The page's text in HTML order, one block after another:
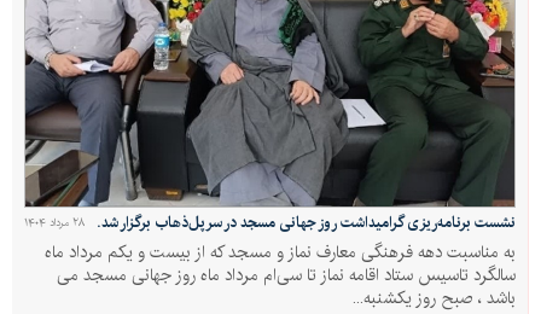
۲۸ مرداد ۱۴۰۴ نشست برنامه‌ریزی گرامیداشت روز جهانی مسجد در سرپل‌ذهاب برگزار شد.
به مناسبت دهه فرهنگی معارف نماز و مسجد که از بیست و یکم مرداد ماه
سالگرد تاسیس ستاد اقامه نماز تا سی‌ام مرداد ماه روز جهانی مسجد می
باشد ، صبح روز یکشنبه...